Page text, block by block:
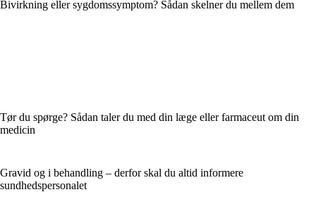
Bivirkning eller sygdomssymptom? Sådan skelner du mellem dem
Tør du spørge? Sådan taler du med din læge eller farmaceut om din
medicin
Gravid og i behandling – derfor skal du altid informere
sundhedspersonalet